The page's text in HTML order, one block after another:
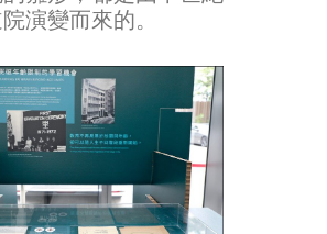
演變而來的。